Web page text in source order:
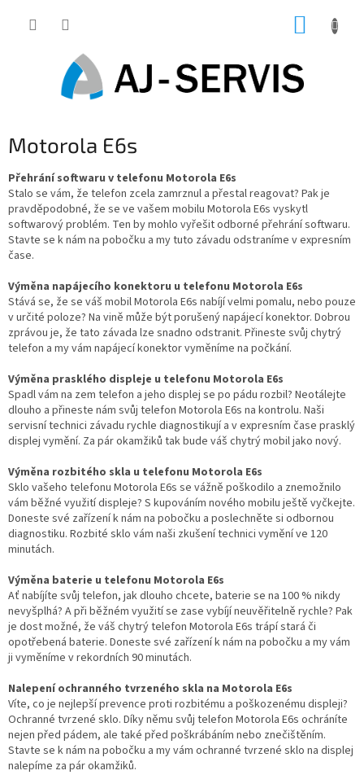
Motorola E6s
Přehrání softwaru v telefonu Motorola E6s
Stalo se vám, že telefon zcela zamrznul a přestal reagovat? Pak je
pravděpodobné, že se ve vašem mobilu Motorola E6s vyskytl
softwarový problém. Ten by mohlo vyřešit odborné přehrání softwaru.
Stavte se k nám na pobočku a my tuto závadu odstraníme v expresním
čase.
Výměna napájecího konektoru u telefonu Motorola E6s
Stává se, že se váš mobil Motorola E6s nabíjí velmi pomalu, nebo pouze
v určité poloze? Na vině může být porušený napájecí konektor. Dobrou
zprávou je, že tato závada lze snadno odstranit. Přineste svůj chytrý
telefon a my vám napájecí konektor vyměníme na počkání.
Výměna prasklého displeje u telefonu Motorola E6s
Spadl vám na zem telefon a jeho displej se po pádu rozbil? Neotálejte
dlouho a přineste nám svůj telefon Motorola E6s na kontrolu. Naši
servisní technici závadu rychle diagnostikují a v expresním čase prasklý
displej vymění. Za pár okamžiků tak bude váš chytrý mobil jako nový.
Výměna rozbitého skla u telefonu Motorola E6s
Sklo vašeho telefonu Motorola E6s se vážně poškodilo a znemožnilo
vám běžné využití displeje? S kupováním nového mobilu ještě vyčkejte.
Doneste své zařízení k nám na pobočku a poslechněte si odbornou
diagnostiku. Rozbité sklo vám naši zkušení technici vymění ve 120
minutách.
Výměna baterie u telefonu Motorola E6s
Ať nabíjíte svůj telefon, jak dlouho chcete, baterie se na 100 % nikdy
nevyšplhá? A při běžném využití se zase vybíjí neuvěřitelně rychle? Pak
je dost možné, že váš chytrý telefon Motorola E6s trápí stará či
opotřebená baterie. Doneste své zařízení k nám na pobočku a my vám
ji vyměníme v rekordních 90 minutách.
Nalepení ochranného tvrzeného skla na Motorola E6s
Víte, co je nejlepší prevence proti rozbitému a poškozenému displeji?
Ochranné tvrzené sklo. Díky němu svůj telefon Motorola E6s ochráníte
nejen před pádem, ale také před poškrábáním nebo znečištěním.
Stavte se k nám na pobočku a my vám ochranné tvrzené sklo na displej
nalepíme za pár okamžiků.